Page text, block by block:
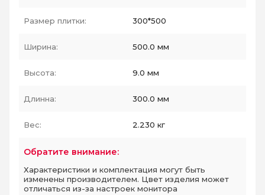
Размер плитки: 300*500
Ширина: 500.0 мм
Высота: 9.0 мм
Длинна: 300.0 мм
Вес: 2.230 кг
Обратите внимание:
Характеристики и комплектация могут быть
изменены производителем. Цвет изделия может
отличаться из-за настроек монитора